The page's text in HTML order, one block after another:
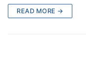
READ MORE →